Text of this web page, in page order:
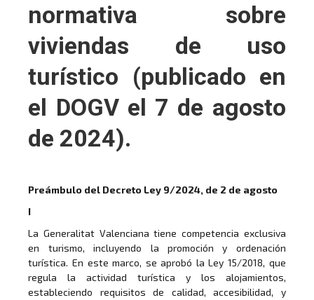
normativa sobre
viviendas de uso
turístico (publicado en
el DOGV el 7 de agosto
de 2024).
Preámbulo del Decreto Ley 9/2024, de 2 de agosto
I
La Generalitat Valenciana tiene competencia exclusiva
en turismo, incluyendo la promoción y ordenación
turística. En este marco, se aprobó la Ley 15/2018, que
regula la actividad turística y los alojamientos,
estableciendo requisitos de calidad, accesibilidad, y